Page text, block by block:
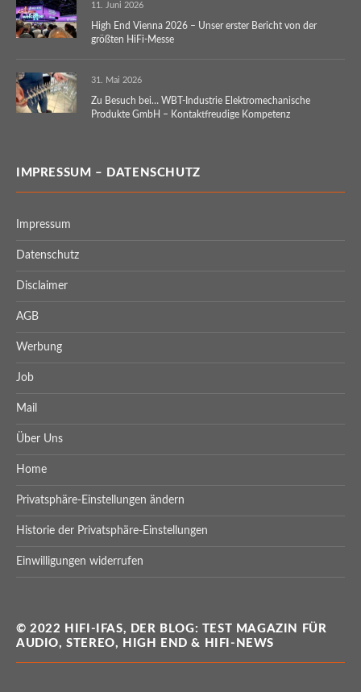
11. Juni 2026
High End Vienna 2026 – Unser erster Bericht von der
größten HiFi-Messe
31. Mai 2026
Zu Besuch bei… WBT-Industrie Elektromechanische
Produkte GmbH – Kontaktfreudige Kompetenz
IMPRESSUM – DATENSCHUTZ
Impressum
Datenschutz
Disclaimer
AGB
Werbung
Job
Mail
Über Uns
Home
Privatsphäre-Einstellungen ändern
Historie der Privatsphäre-Einstellungen
Einwilligungen widerrufen
© 2022 HIFI-IFAS, DER BLOG: TEST MAGAZIN FÜR
AUDIO, STEREO, HIGH END & HIFI-NEWS